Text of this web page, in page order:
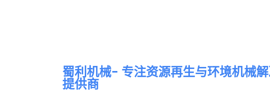
蜀利机械- 专注资源再生与环境机械
提供商